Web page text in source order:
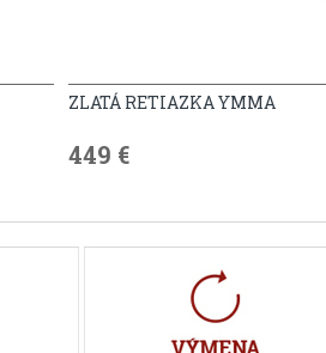
ZLATÁ RETIAZKA YMMA
449 €